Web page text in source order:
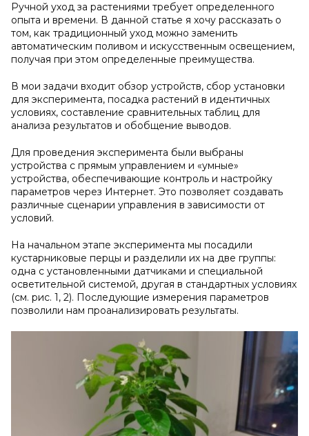
Ручной уход за растениями требует определенного
опыта и времени. В данной статье я хочу рассказать о
том, как традиционный уход можно заменить
автоматическим поливом и искусственным освещением,
получая при этом определенные преимущества.
В мои задачи входит обзор устройств, сбор установки
для эксперимента, посадка растений в идентичных
условиях, составление сравнительных таблиц для
анализа результатов и обобщение выводов.
Для проведения эксперимента были выбраны
устройства с прямым управлением и «умные»
устройства, обеспечивающие контроль и настройку
параметров через Интернет. Это позволяет создавать
различные сценарии управления в зависимости от
условий.
На начальном этапе эксперимента мы посадили
кустарниковые перцы и разделили их на две группы:
одна с установленными датчиками и специальной
осветительной системой, другая в стандартных условиях
(см. рис. 1, 2). Последующие измерения параметров
позволили нам проанализировать результаты.